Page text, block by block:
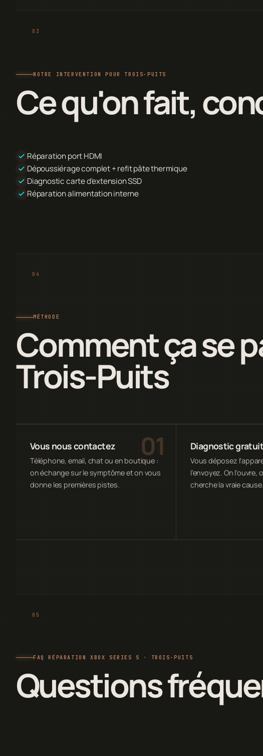
NOTRE INTERVENTION POUR TROIS-PUITS
Ce qu'on fait,
Réparation port HDMI
Dépoussiérage complet + refit pâte thermique
Diagnostic carte d'extension SSD
Réparation alimentation interne
MÉTHODE
Comment ça se
Trois-Puits
Vous nous contactez
Téléphone, email, chat ou en boutique :
on échange sur le symptôme et on vous
donne les premières pistes.
Diagnostic gratuit
Vous déposez
l'envoyez. On l'ouvre,
cherche la vraie cause.
FAQ RÉPARATION XBOX SERIES S · TROIS-PUITS
Questions